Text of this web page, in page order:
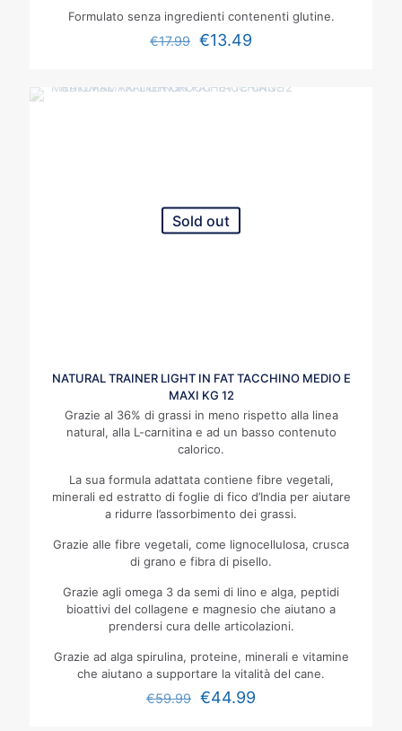
Formulato senza ingredienti contenenti glutine.
€17.99 €13.49
Sold out
NATURAL TRAINER LIGHT IN FAT TACCHINO MEDIO E
MAXI KG 12
Grazie al 36% di grassi in meno rispetto alla linea
natural, alla L-carnitina e ad un basso contenuto
calorico.
La sua formula adattata contiene fibre vegetali,
minerali ed estratto di foglie di fico d’India per aiutare
a ridurre l’assorbimento dei grassi.
Grazie alle fibre vegetali, come lignocellulosa, crusca
di grano e fibra di pisello.
Grazie agli omega 3 da semi di lino e alga, peptidi
bioattivi del collagene e magnesio che aiutano a
prendersi cura delle articolazioni.
Grazie ad alga spirulina, proteine, minerali e vitamine
che aiutano a supportare la vitalità del cane.
€59.99 €44.99